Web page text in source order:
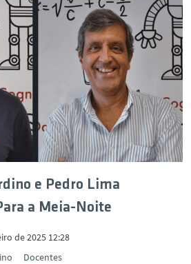
e Pedro Lima
a Meia-Noite
de 2025 12:28
Docentes